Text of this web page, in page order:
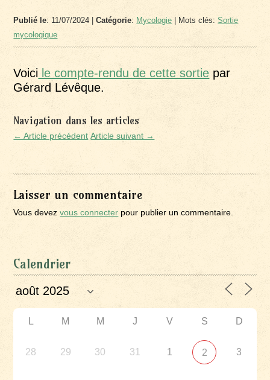
Publié le: 11/07/2024 |Catégorie: Mycologie | Mots clés:Sortie
mycologique
Voici le compte-rendu de cette sortie par
Gérard Lévêque.
Navigation dans les articles
← Article précédent Article suivant →
Laisser un commentaire
Vous devezvous connecter pour publier un commentaire.
Calendrier
L M M J V S D
28 29 30 31 1 2 3